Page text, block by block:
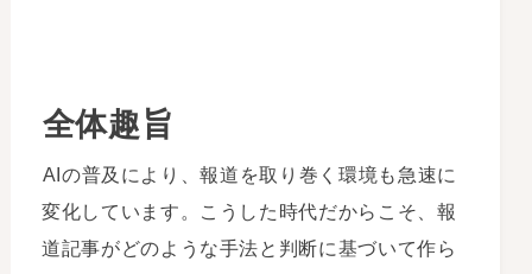
全体趣旨
AIの普及により、報道を取り巻く環境も急速に
変化しています。こうした時代だからこそ、報
道記事がどのような手法と判断に基づいて作ら